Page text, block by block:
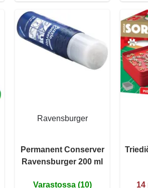
Ravensburger
Permanent Conserver
Ravensburger 200 ml
Varastossa (10) 14